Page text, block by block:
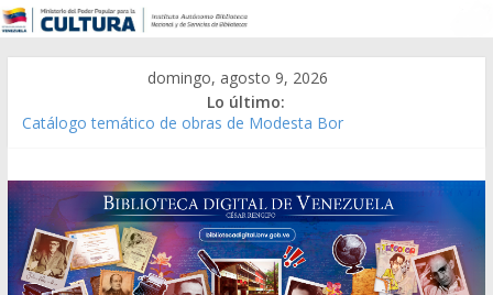
domingo, agosto 9, 2026
Lo último:
Catálogo temático de obras de Modesta Bor
Una Parálisis [material gráfico]
Modesta Bor Sánchez [material gráfico]
Gaceta Oficial de la República de Venezuela año CXXXIII Mes V,
Caracas 09 de marzo de 2006 N° 38.394